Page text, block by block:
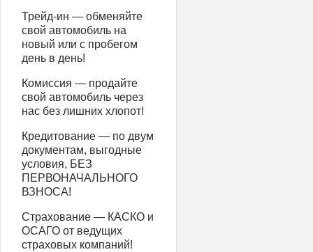
Трейд-ин — обменяйте
свой автомобиль на
новый или с пробегом
день в день!
Комиссия — продайте
свой автомобиль через
нас без лишних хлопот!
Кредитование — по двум
документам, выгодные
условия, БЕЗ
ПЕРВОНАЧАЛЬНОГО
ВЗНОСА!
Страхование — КАСКО и
ОСАГО от ведущих
страховых компаний!